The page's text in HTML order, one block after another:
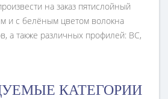
на заказ пятислойный
и с белёным цветом волокна
а также различных профилей: ВС,
КАТЕГОРИИ